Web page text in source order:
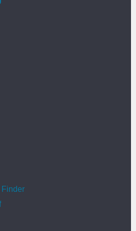
Finder